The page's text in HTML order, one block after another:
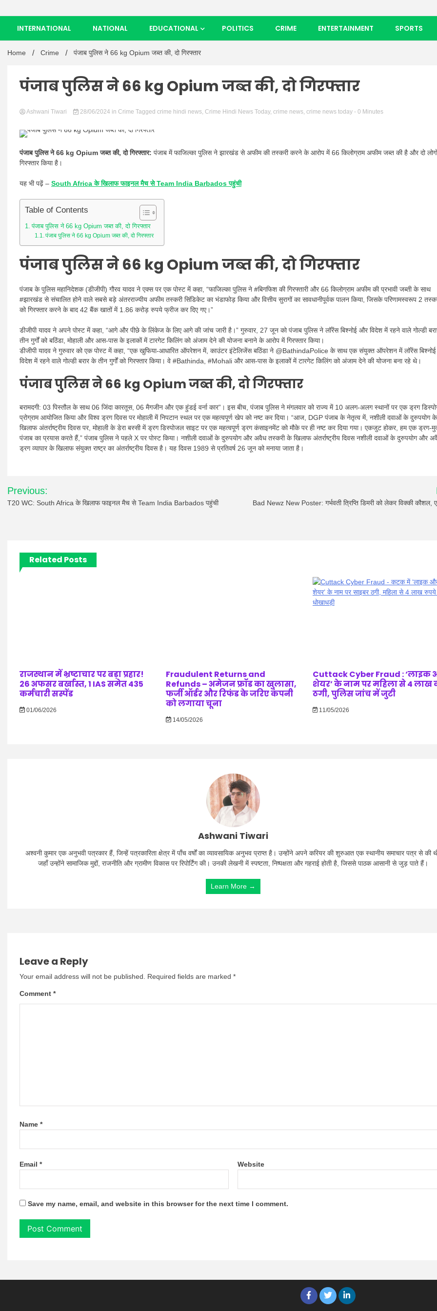
INTERNATIONAL NATIONAL EDUCATIONAL POLITICS CRIME ENTERTAINMENT SPORTS
Home Crime पंजाब पुलिस ने 66 kg Opium जब्त की, दो गिरफ्तार
पंजाब पुलिस ने 66 kg Opium जब्त की, दो गिरफ्तार
Ashwani Tiwari 28/06/2024 in Crime Tagged crime hindi news, Crime Hindi News Today, crime news, crime news today - 0 Minutes
पंजाब पुलिस ने 66 kg Opium जब्त की, दो गिरफ्तार: पंजाब में फाजिल्का पुलिस ने झारखंड से अफीम की तस्करी करने के आरोप में 66 किलोग्राम अफीम जब्त की है और दो
गिरफ्तार किया है।
यह भी पढ़ें – South Africa के खिलाफ फाइनल मैच से Team India Barbados पहुंची
Table of Contents
पंजाब पुलिस ने 66 kg Opium जब्त की, दो गिरफ्तार
पंजाब पुलिस ने 66 kg Opium जब्त की, दो गिरफ्तार
पंजाब पुलिस ने 66 kg Opium जब्त की, दो गिरफ्तार
पंजाब के पुलिस महानिदेशक (डीजीपी) गौरव यादव ने एक्स पर एक पोस्ट में कहा, “फाजिल्का पुलिस ने #बिगफिश की गिरफ्तारी और 66 किलोग्राम अफीम की प्रभावी जब्ती के साथ
#झारखंड से संचालित होने वाले सबसे बड़े अंतरराज्यीय अफीम तस्करी सिंडिकेट का भंडाफोड़ किया और वित्तीय सुरागों का सावधानीपूर्वक पालन किया, जिसके परिणामस्वरूप 2
को गिरफ्तार करने के बाद 42 बैंक खातों में 1.86 करोड़ रुपये फ्रीज कर दिए गए।”
डीजीपी यादव ने अपने पोस्ट में कहा, “आगे और पीछे के लिंकेज के लिए आगे की जांच जारी है।” गुरुवार, 27 जून को पंजाब पुलिस ने लॉरेंस बिश्नोई और विदेश में रहने वाले गोल्डी
तीन गुर्गों को बठिंडा, मोहाली और आस-पास के इलाकों में टारगेट किलिंग को अंजाम देने की योजना बनाने के आरोप में गिरफ्तार किया।
डीजीपी यादव ने गुरुवार को एक पोस्ट में कहा, “एक खुफिया-आधारित ऑपरेशन में, काउंटर इंटेलिजेंस बठिंडा ने @BathindaPolice के साथ एक संयुक्त ऑपरेशन में लॉरेंस
विदेश में रहने वाले गोल्डी बरार के तीन गुर्गों को गिरफ्तार किया। वे #Bathinda, #Mohali और आस-पास के इलाकों में टारगेट किलिंग को अंजाम देने की योजना बना रहे थे।
पंजाब पुलिस ने 66 kg Opium जब्त की, दो गिरफ्तार
बरामदगी: 03 पिस्तौल के साथ 06 जिंदा कारतूस, 06 मैगजीन और एक हुंडई वर्ना कार”। इस बीच, पंजाब पुलिस ने मंगलवार को राज्य में 10 अलग-अलग स्थानों पर एक ड्रग
प्रोग्राम आयोजित किया और विश्व ड्रग दिवस पर मोहाली में निपटान स्थल पर एक महत्वपूर्ण खेप को नष्ट कर दिया। “आज, DGP पंजाब के नेतृत्व में, नशीली दवाओं के दुरुपयोग के
खिलाफ अंतर्राष्ट्रीय दिवस पर, मोहाली के डेरा बस्सी में ड्रग डिस्पोजल साइट पर एक महत्वपूर्ण ड्रग कंसाइनमेंट को मौके पर ही नष्ट कर दिया गया। एकजुट होकर, हम एक ड्रग-
पंजाब का प्रयास करते हैं,” पंजाब पुलिस ने पहले X पर पोस्ट किया। नशीली दवाओं के दुरुपयोग और अवैध तस्करी के खिलाफ अंतर्राष्ट्रीय दिवस नशीली दवाओं के दुरुपयोग और
ड्रग व्यापार के खिलाफ संयुक्त राष्ट्र का अंतर्राष्ट्रीय दिवस है। यह दिवस 1989 से प्रतिवर्ष 26 जून को मनाया जाता है।
Post
navigation
Previous:
T20 WC: South Africa के खिलाफ फाइनल मैच से Team India Barbados पहुंची
Bad Newz New Poster: गर्भवती त्रिप्ति डिमरी को लेकर विक्की कौशल,
Related Posts
राजस्थान में भ्रष्टाचार पर बड़ा प्रहार!
26 अफसर बर्खास्त, 1 IAS समेत 435
कर्मचारी सस्पेंड
01/06/2026
Fraudulent Returns and
Refunds – अमेजन फ्रॉड का खुलासा,
फर्जी ऑर्डर और रिफंड के जरिए कंपनी
को लगाया चूना
14/05/2026
Cuttack Cyber Fraud : ‘लाइक
शेयर’ के नाम पर महिला से 4 लाख
ठगी, पुलिस जांच में जुटी
11/05/2026
Ashwani Tiwari
अश्वनी कुमार एक अनुभवी पत्रकार हैं, जिन्हें पत्रकारिता क्षेत्र में पाँच वर्षों का व्यावसायिक अनुभव प्राप्त है। उन्होंने अपने करियर की शुरुआत एक स्थानीय समाचार पत्र से की
जहाँ उन्होंने सामाजिक मुद्दों, राजनीति और ग्रामीण विकास पर रिपोर्टिंग की। उनकी लेखनी में स्पष्टता, निष्पक्षता और गहराई होती है, जिससे पाठक आसानी से जुड़ पाते हैं।
Learn More →
Leave a Reply
Your email address will not be published. Required fields are marked *
Comment *
Name *
Email * Website
Save my name, email, and website in this browser for the next time I comment.